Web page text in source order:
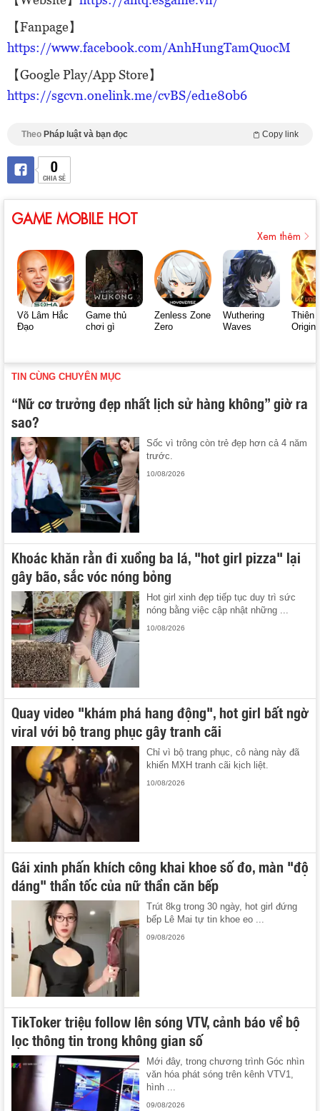
【Fanpage】
https://www.facebook.com/AnhHungTamQuocM
【Google Play/App Store】
https://sgcvn.onelink.me/cvBS/ed1e80b6
Theo Pháp luật và bạn đọc Copy link
0
CHIA SẺ
GAME MOBILE HOT
Xem thêm
Võ Lâm Hắc
Đạo
Game thủ
chơi gì
Zenless Zone
Zero
Wuthering
Waves
Thiên
Origin
TIN CÙNG CHUYÊN MỤC
“Nữ cơ trưởng đẹp nhất lịch sử hàng không” giờ ra
sao?
Sốc vì trông còn trẻ đẹp hơn cả 4 năm
trước.
10/08/2026
Khoác khăn rằn đi xuồng ba lá, "hot girl pizza" lại
gây bão, sắc vóc nóng bỏng
Hot girl xinh đẹp tiếp tục duy trì sức
nóng bằng việc cập nhật những ...
10/08/2026
Quay video "khám phá hang động", hot girl bất ngờ
viral với bộ trang phục gây tranh cãi
Chỉ vì bộ trang phục, cô nàng này đã
khiến MXH tranh cãi kịch liệt.
10/08/2026
Gái xinh phấn khích công khai khoe số đo, màn "độ
dáng" thần tốc của nữ thần căn bếp
Trút 8kg trong 30 ngày, hot girl đứng
bếp Lê Mai tự tin khoe eo ...
09/08/2026
TikToker triệu follow lên sóng VTV, cảnh báo về bộ
lọc thông tin trong không gian số
Mới đây, trong chương trình Góc nhìn
văn hóa phát sóng trên kênh VTV1,
hình ...
09/08/2026